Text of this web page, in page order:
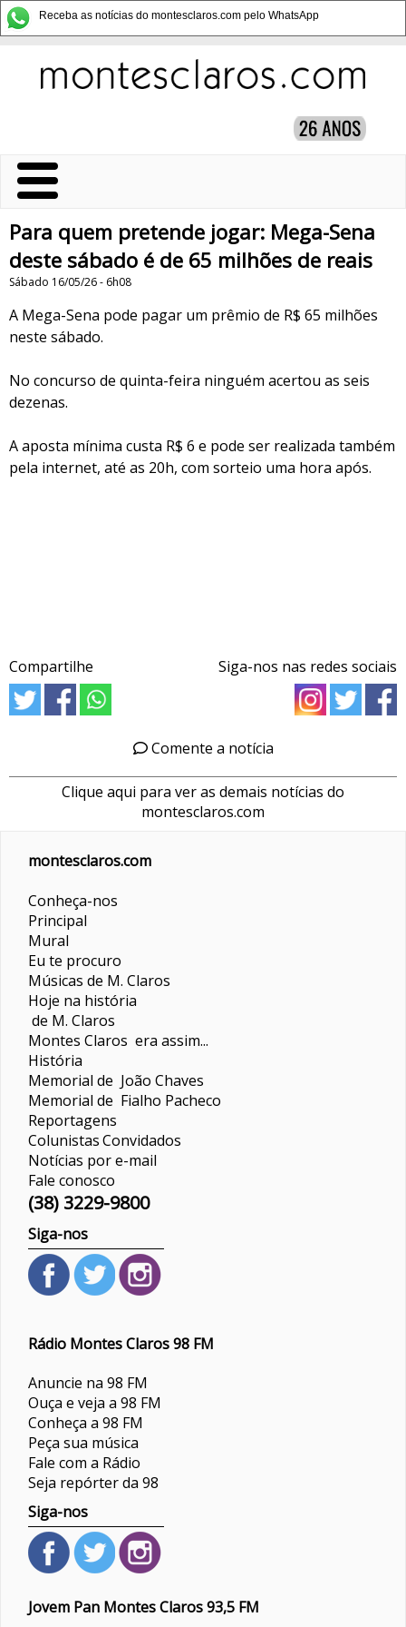
Receba as notícias do montesclaros.com pelo WhatsApp
Para quem pretende jogar: Mega-Sena
deste sábado é de 65 milhões de reais
Sábado 16/05/26 - 6h08
A Mega-Sena pode pagar um prêmio de R$ 65 milhões
neste sábado.
No concurso de quinta-feira ninguém acertou as seis
dezenas.
A aposta mínima custa R$ 6 e pode ser realizada também
pela internet, até as 20h, com sorteio uma hora após.
Compartilhe Siga-nos nas redes sociais
Comente a notícia
Clique aqui para ver as demais notícias do
montesclaros.com
montesclaros.com
Conheça-nos
Principal
Mural
Eu te procuro
Músicas de M. Claros
Hoje na história
de M. Claros
Montes Claros era assim...
História
Memorial de João Chaves
Memorial de Fialho Pacheco
Reportagens
ColunistasConvidados
Notícias por e-mail
Fale conosco
(38) 3229-9800
Siga-nos
Rádio Montes Claros 98 FM
Anuncie na 98 FM
Ouça e veja a 98 FM
Conheça a 98 FM
Peça sua música
Fale com a Rádio
Seja repórter da 98
Siga-nos
Jovem Pan Montes Claros 93,5 FM